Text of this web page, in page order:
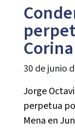
30 de junio
Jorge
perpetua
Mena en